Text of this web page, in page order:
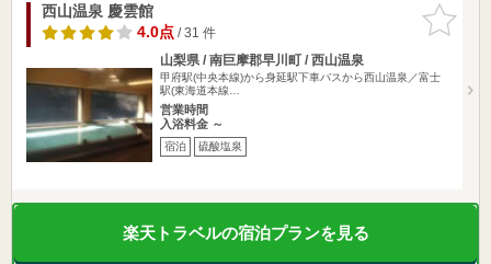
お気に入
りに追加
西山温泉 慶雲館
4.0点/ 31 件
山梨県 / 南巨摩郡早川町 / 西山温泉
甲府駅(中央本線)から身延駅下車バスから西山温泉／富士
駅(東海道本線…
営業時間
入浴料金 ～
宿泊 硫酸塩泉
楽天トラベルの宿泊プランを見る